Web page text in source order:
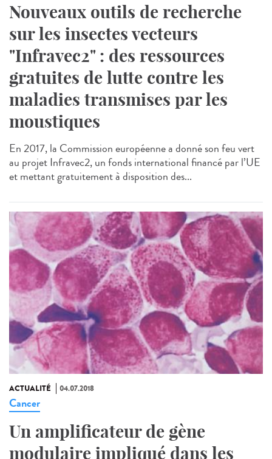
Nouveaux outils de recherche
sur les insectes vecteurs
"Infravec2" : des ressources
gratuites de lutte contre les
maladies transmises par les
moustiques
En 2017, la Commission européenne a donné son feu vert
au projet Infravec2, un fonds international financé par l’UE
et mettant gratuitement à disposition des...
ACTUALITÉ 04.07.2018
Cancer
Un amplificateur de gène
modulaire impliqué dans les